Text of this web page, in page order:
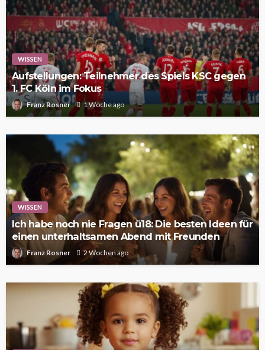
WISSEN
Aufstellungen: Teilnehmer des Spiels KSC gegen
1. FC Köln im Fokus
Franz Rosner 1 Woche ago
WISSEN
Ich habe noch nie Fragen ü18: Die besten Ideen für
einen unterhaltsamen Abend mit Freunden
Franz Rosner 2 Wochen ago